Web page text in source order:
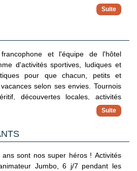
jour).
maximum : 3 adultes ou 2
(28 m²) : mêmes équipements +
nécessaire à thé et café.
adultes + 2 enfants. (+ canapé-lit ou
et l'équipe de l'hôtel
d'activités sportives, ludiques et
pour que chacun, petits et
selon ses envies. Tournois
découvertes locales, activités
Des journées rythmées
à votre séjour le petit plus
sont nos super héros ! Activités
Jumbo, 6 j/7 pendant les